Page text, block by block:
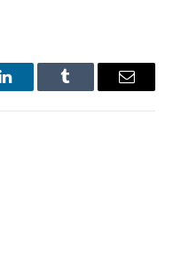
LinkedInTumblr Email